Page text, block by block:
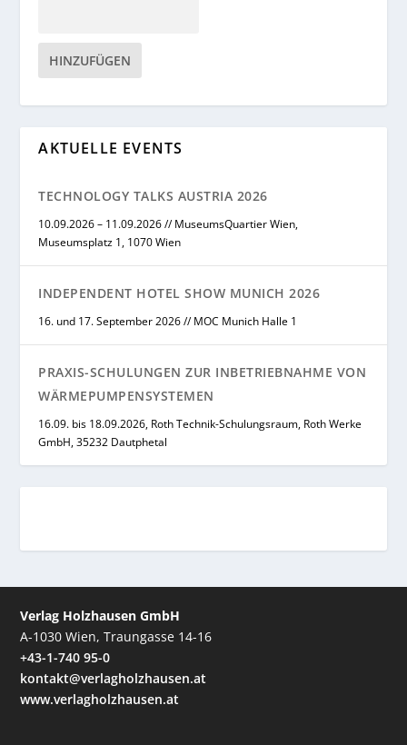
HINZUFÜGEN
AKTUELLE EVENTS
TECHNOLOGY TALKS AUSTRIA 2026
10.09.2026 – 11.09.2026 // MuseumsQuartier Wien,
Museumsplatz 1, 1070 Wien
INDEPENDENT HOTEL SHOW MUNICH 2026
16. und 17. September 2026 // MOC Munich Halle 1
PRAXIS-SCHULUNGEN ZUR INBETRIEBNAHME VON
WÄRMEPUMPENSYSTEMEN
16.09. bis 18.09.2026, Roth Technik-Schulungsraum, Roth Werke
GmbH, 35232 Dautphetal
Verlag Holzhausen GmbH
A-1030 Wien, Traungasse 14-16
+43-1-740 95-0
kontakt@verlagholzhausen.at
www.verlagholzhausen.at